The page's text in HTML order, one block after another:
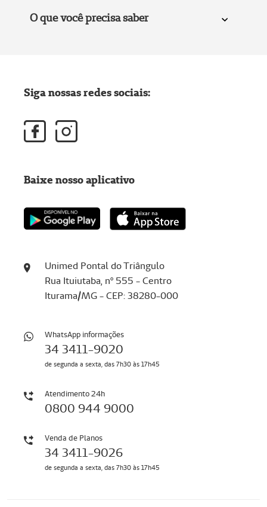
O que você precisa saber
Unimed Pontal do Triângulo
Rua Ituiutaba, nº 555 - Centro
Iturama/MG - CEP: 38280-000
WhatsApp informações
34 3411-9020
de segunda a sexta, das 7h30 às 17h45
Atendimento 24h
0800 944 9000
Venda de Planos
34 3411-9026
de segunda a sexta, das 7h30 às 17h45
Siga nossas redes sociais:
Baixe nosso aplicativo